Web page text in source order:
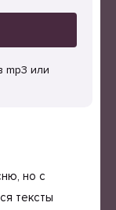
mp3 или
но с
тексты